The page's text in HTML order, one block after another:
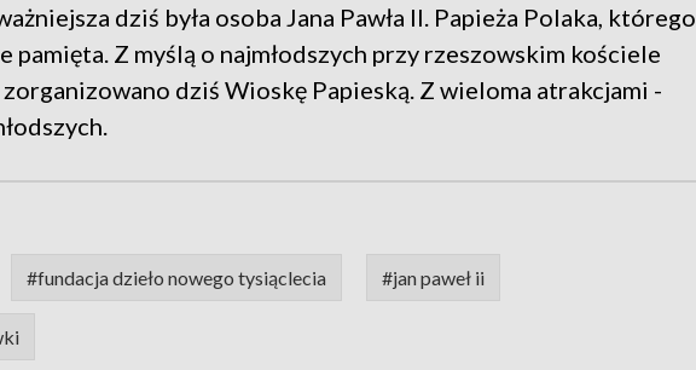
dziś była osoba Jana Pawła II. Papieża Polaka, którego
pamięta. Z myślą o najmłodszych przy rzeszowskim kościele
dziś Wioskę Papieską. Z wieloma atrakcjami -
#fundacja dzieło nowego tysiąclecia #jan paweł ii